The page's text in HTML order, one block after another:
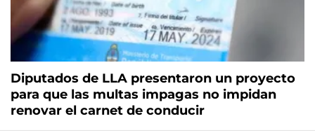
Diputados de LLA presentaron un proyecto
para que las multas impagas no impidan
renovar el carnet de conducir